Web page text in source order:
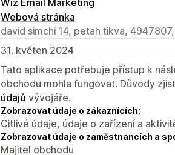
Webová stránka
david simchi 14, petah tikva,
31. květen 2024
Tato aplikace potřebuje přístup k
obchodu mohla fungovat. Důvody
údajů vývojáře.
Zobrazovat údaje o zákaznících:
Citlivé údaje, údaje o zařízení a
Zobrazovat údaje o zaměstnancích a
Majitel obchodu